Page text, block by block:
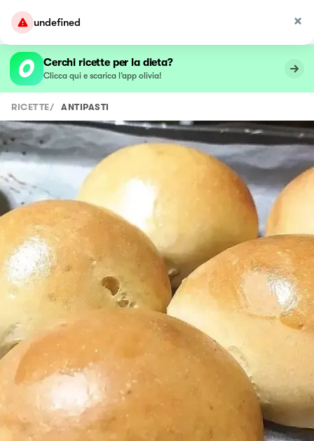
undefined
Cerchi ricette per la dieta?
Clicca qui e scarica l’app olivia!
RICETTE/ ANTIPASTI